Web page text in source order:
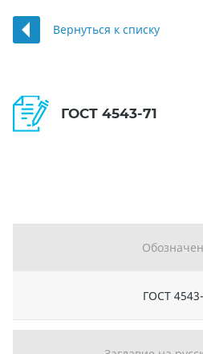
Вернуться к списку
ГОСТ 4543-71
ГОСТ